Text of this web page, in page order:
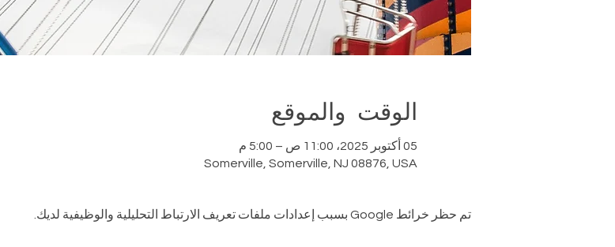
الوقت والموقع
05 أكتوبر 2025، 11:00 ص – 5:00 م
Somerville, Somerville, NJ 08876, USA
تم حظر خرائط Google بسبب إعدادات ملفات تعريف الارتباط التحليلية والوظيفية لديك.